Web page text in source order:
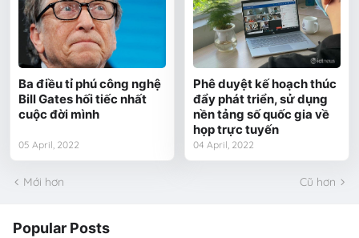
Ba điều tỉ phú công nghệ
Bill Gates hối tiếc nhất
cuộc đời mình
05 April, 2022
Phê duyệt kế hoạch thúc
đẩy phát triển, sử dụng
nền tảng số quốc gia về
họp trực tuyến
04 April, 2022
Mới hơn Cũ hơn
Popular Posts